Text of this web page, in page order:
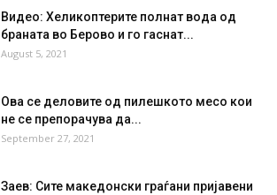
Видео: Хеликоптерите полнат вода од
браната во Берово и го гаснат...
August 5, 2021
Ова се деловите од пилешкото месо кои
не се препорачува да...
September 27, 2021
Заев: Сите македонски граѓани пријавени